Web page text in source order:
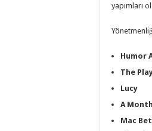
yapımları
Humor
The
Lucy
A
Mac